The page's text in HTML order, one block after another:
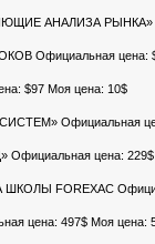
АНАЛИЗА РЫНКА»
Официальная цена:
$97 Моя цена: 10$
Официальная
цена: 229$
FOREXAC
цена: 497$ Моя цена: